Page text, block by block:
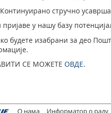
стручно
пријаве у нашу базу
будете изабрани за део
СЕ МОЖЕТЕОВДЕ.
О нама Информатор о раду